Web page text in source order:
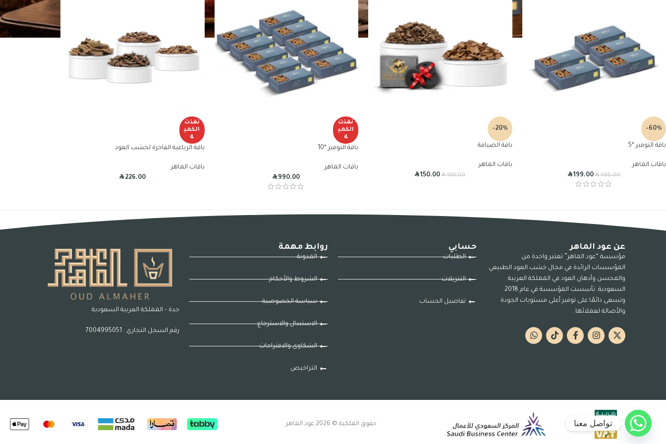
-60%
باقة التوفير *5
باقات الماهر
R495.00
R199.00
-20%
باقة الضيافة
باقات الماهر
R188.00
R150.00
نفذت
الكمي
ة
باقة التوفير *10
باقات الماهر
R990.00
نفذت
الكمي
ة
باقة الرباعية الفاخرة لخشب العود
باقات الماهر
R226.00
عن عود الماهر
مؤسسة “عود الماهر” تعتبر واحدة من
المؤسسات الرائدة في مجال خشب العود الطبيعي
والمحسن وأدهان العود في المملكة العربية
السعودية. تأسست المؤسسة في عام 2018
وتسعى دائمًا على توفير أعلى مستويات الجودة
والأصالة لعملائها.
حسابي
الطلبات
التنزيلات
تفاصيل الحساب
روابط مهمة
المدونة
الشروط والأحكام
سياسة الخصوصية
الاستبدال والاسترجاع
الشكاوى والاقتراحات
التراخيص
جدة – المملكة العربية السعودية
رقم السجل التجاري : 7004995051
حقوق الملكية © 2026 عود الماهر تواصل معنا